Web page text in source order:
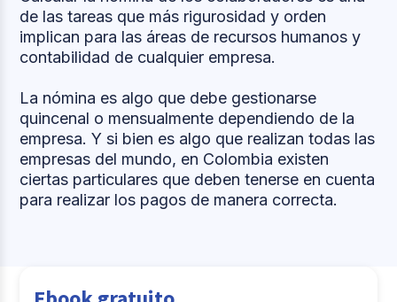
de las tareas que más rigurosidad y orden
implican para las áreas de recursos humanos y
contabilidad de cualquier empresa.
La nómina es algo que debe gestionarse
quincenal o mensualmente dependiendo de la
empresa. Y si bien es algo que realizan todas las
empresas del mundo, en Colombia existen
ciertas particulares que deben tenerse en cuenta
para realizar los pagos de manera correcta.